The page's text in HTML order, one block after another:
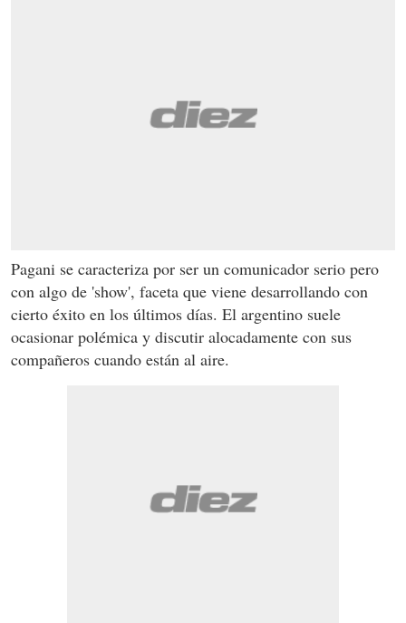
Pagani se caracteriza por ser un comunicador serio pero
con algo de 'show', faceta que viene desarrollando con
cierto éxito en los últimos días. El argentino suele
ocasionar polémica y discutir alocadamente con sus
compañeros cuando están al aire.